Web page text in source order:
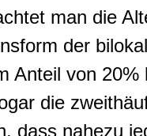
man die
der
Anteil von
die
dass nahezu